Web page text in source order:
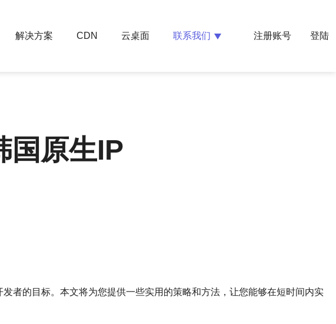
解决方案 CDN 云桌面 联系我们 注册账号 登陆
国原生IP
者的目标。本文将为您提供一些实用的策略和方法，让您能够在短时间内实